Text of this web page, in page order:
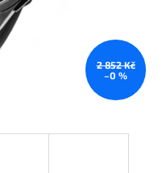
2 852 Kč
–0 %